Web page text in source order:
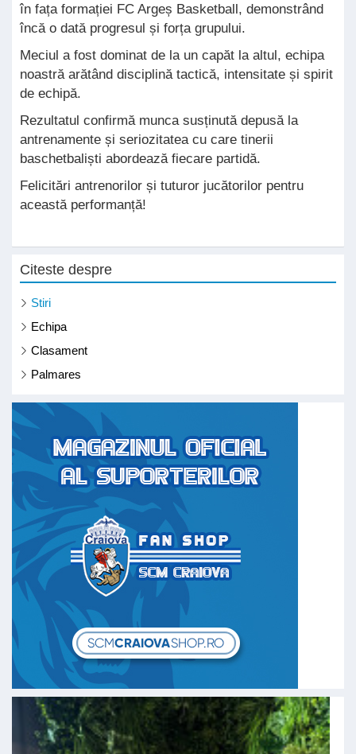
în fața formației FC Argeș Basketball, demonstrând
încă o dată progresul și forța grupului.
Meciul a fost dominat de la un capăt la altul, echipa
noastră arătând disciplină tactică, intensitate și spirit
de echipă.
Rezultatul confirmă munca susținută depusă la
antrenamente și seriozitatea cu care tinerii
baschetbaliști abordează fiecare partidă.
Felicitări antrenorilor și tuturor jucătorilor pentru
această performanță!
Citeste despre
Stiri
Echipa
Clasament
Palmares